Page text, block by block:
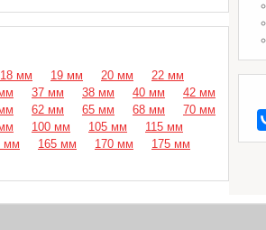
18 мм 19 мм 20 мм
22 мм
37 мм 38 мм 40 мм
42 мм
62 мм 65 мм 68 мм
70 мм
100 мм 105 мм
115 мм
мм 165 мм 170 мм
175 мм